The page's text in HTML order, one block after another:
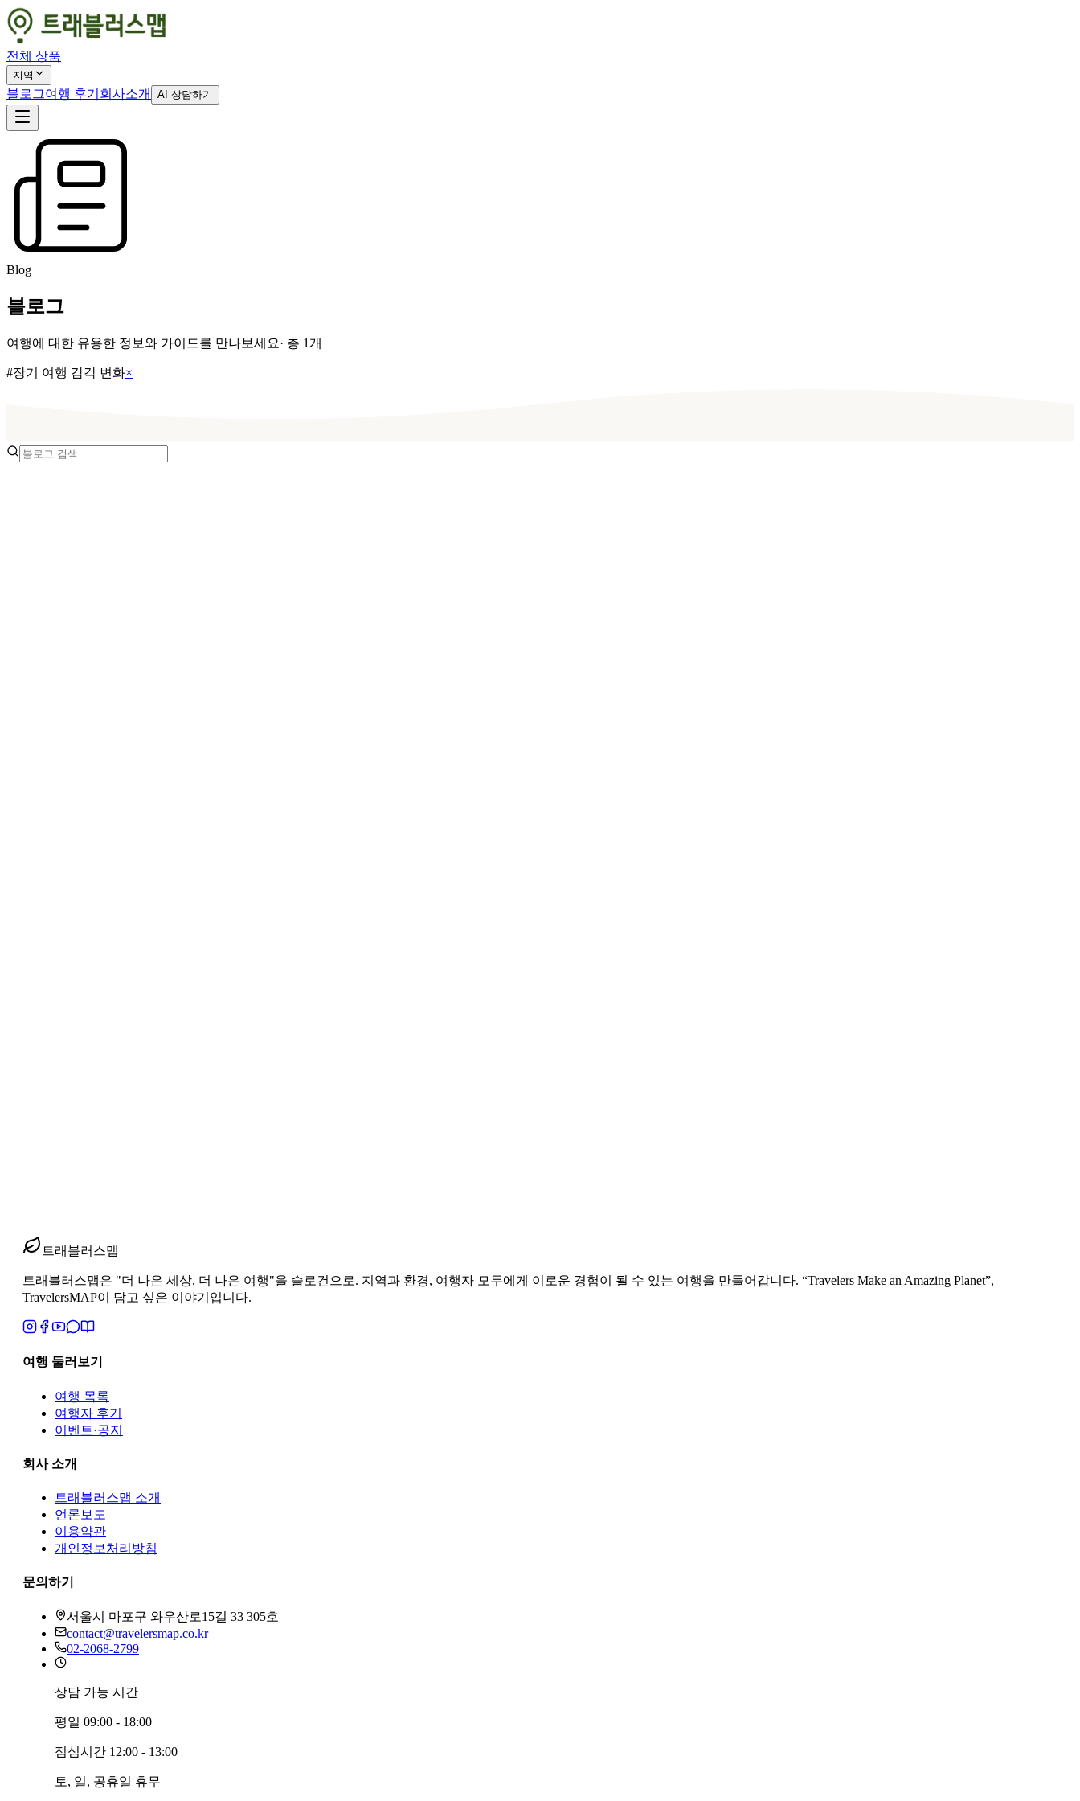
전체 상품
지역
블로그여행 후기 회사소개 AI 상담하기
Blog
블로그
여행에 대한 유용한 정보와 가이드를 만나보세요· 총 1개
#장기 여행 감각 변화×
남미 27일 완주 후기
트래블러스맵
트래블러스맵은 "더 나은 세상, 더 나은 여행"을 슬로건으로. 지역과 환경, 여행자 모두에게 이로운 경험이 될 수 있는 여행을 만들어갑니다. “Travelers Make an Amazing Planet”,
TravelersMAP이 담고 싶은 이야기입니다.
여행 둘러보기
여행 목록
여행자 후기
이벤트·공지
회사 소개
트래블러스맵 소개
언론보도
이용약관
개인정보처리방침
문의하기
서울시 마포구 와우산로15길 33 305호
contact@travelersmap.co.kr
02-2068-2799
상담 가능 시간
평일 09:00 - 18:00
점심시간 12:00 - 13:00
토, 일, 공휴일 휴무